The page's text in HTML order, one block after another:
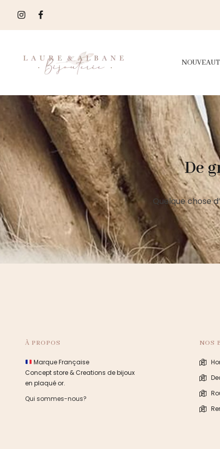
De
Quelque chose
À PROPOS
Marque Française
Concept store & Creations de bijoux
en plaqué or.
Qui sommes-nous?
NOS